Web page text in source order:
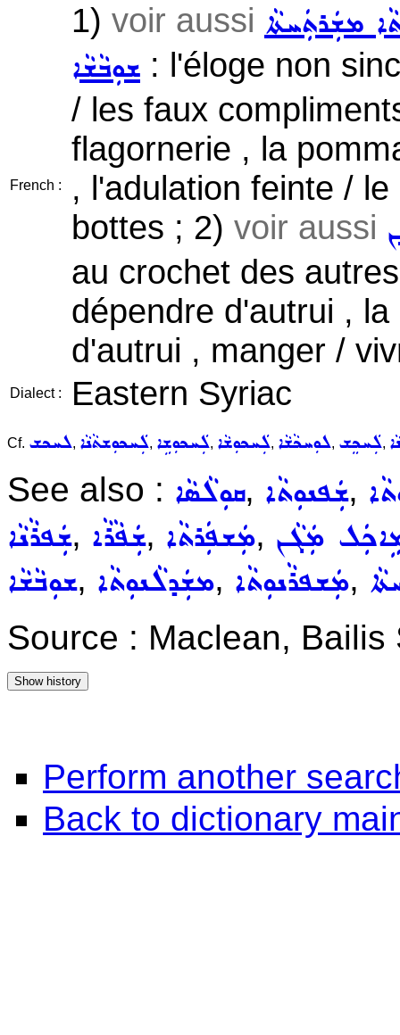
French :
1) voir aussi ܡܫܲܪܬܲܚܬܵܐ
ܫܘܼܒܵܫܵܐ : l'éloge non
/ les faux
flagornerie , la
, l'adulation feinte /
bottes ; 2) voir aussi
au crochet des
dépendre d'autrui ,
d'autrui , manger /
Dialect : Eastern Syriac
Cf. ܠܚܟܫ, ܠܲܚܟܘܼܫܬܵܢܵܐ, ܠܲܚܟܘܼܫܹܐ, ܠܲܚܟܘܼܫܵܐ, ܠܘܼܚܟܵܫܵܐ, ܠܲܚܟܸܫ,
See also : ܩܘܼܠܵܣܵܐ, ܫܲܦܢܘܼܬܵܐ,
ܫܲܦܪܵܢܵܐ, ܫܲܦܵܪܵܐ, ܡܲܫܦܲܪܬܵܐ, ܡܲܓܵܢ
ܫܘܼܒܵܫܵܐ, ܡܫܲܕܠܵܢܘܼܬܵܐ, ܡܲܫܦܪܵܢܘܼܬܵܐ,
Source : Maclean, Bailis
Perform another
Back to dictionary